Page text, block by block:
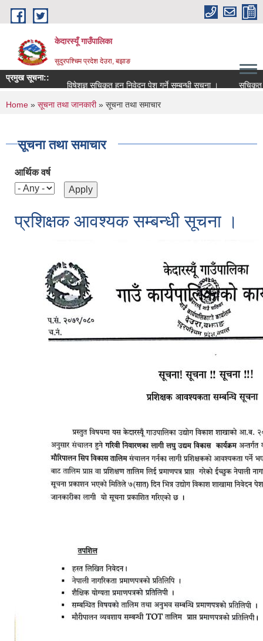
Skip to main content
केदारस्यूँ गाउँपालिका
सुदुरपश्चिम प्रदेश देउरा, बझाङ
प्रमुख सूचना::
विषेशज्ञ सूचिकृत हुन निवेदन पेश गर्ने सम्बन्धी सूचना ।
सूचिकृत
You are here
Home » सूचना तथा जानकारी» सूचना तथा समाचार
सूचना तथा समाचार
आर्थिक वर्ष
प्रशिक्षक आवश्यक सम्बन्धी सूचना ।